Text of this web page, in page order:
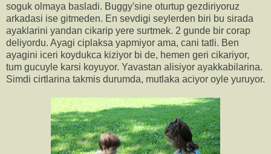
soguk olmaya basladi. Buggy'sine oturtup gezdiriyoruz
arkadasi ise gitmeden. En sevdigi seylerden biri bu sirada
ayaklarini yandan cikarip yere surtmek. 2 gunde bir corap
deliyordu. Ayagi ciplaksa yapmiyor ama, cani tatli. Ben
ayagini iceri koydukca kiziyor bi de, hemen geri cikariyor,
tum gucuyle karsi koyuyor. Yavastan alisiyor ayakkabilarina.
Simdi cirtlarina takmis durumda, mutlaka aciyor oyle yuruyor.